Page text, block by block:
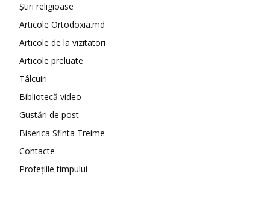
Știri religioase
Articole Ortodoxia.md
Articole de la vizitatori
Articole preluate
Tâlcuiri
Bibliotecă video
Gustări de post
Biserica Sfinta Treime
Contacte
Profețiile timpului